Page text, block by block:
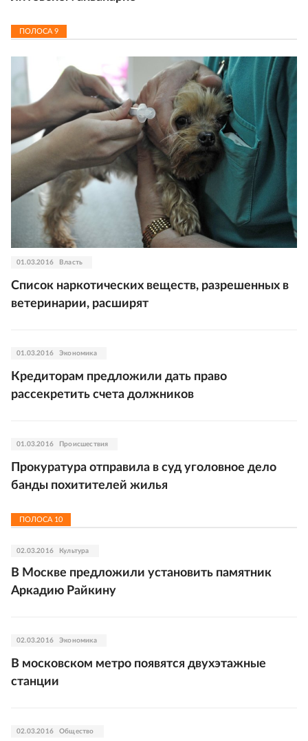
ПОЛОСА9
01.03.2016 Власть
Список наркотических веществ, разрешенных в
ветеринарии, расширят
01.03.2016 Экономика
Кредиторам предложили дать право
рассекретить счета должников
01.03.2016 Происшествия
Прокуратура отправила в суд уголовное дело
банды похитителей жилья
ПОЛОСА 10
02.03.2016 Культура
В Москве предложили установить памятник
Аркадию Райкину
02.03.2016 Экономика
В московском метро появятся двухэтажные
станции
02.03.2016 Общество